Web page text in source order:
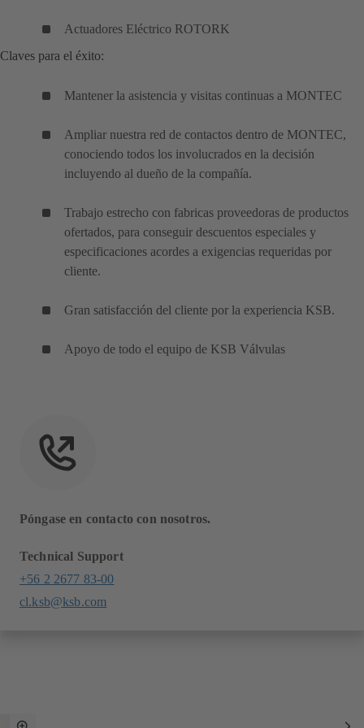
Actuadores Eléctrico ROTORK
Claves para el éxito:
Mantener la asistencia y visitas continuas a MONTEC
Ampliar nuestra red de contactos dentro de MONTEC,
conociendo todos los involucrados en la decisión
incluyendo al dueño de la compañía.
Trabajo estrecho con fabricas proveedoras de productos
ofertados, para conseguir descuentos especiales y
especificaciones acordes a exigencias requeridas por
cliente.
Gran satisfacción del cliente por la experiencia KSB.
Apoyo de todo el equipo de KSB Válvulas
Póngase en contacto con nosotros.
Technical Support
+56 2 2677 83-00
cl.ksb@ksb.com